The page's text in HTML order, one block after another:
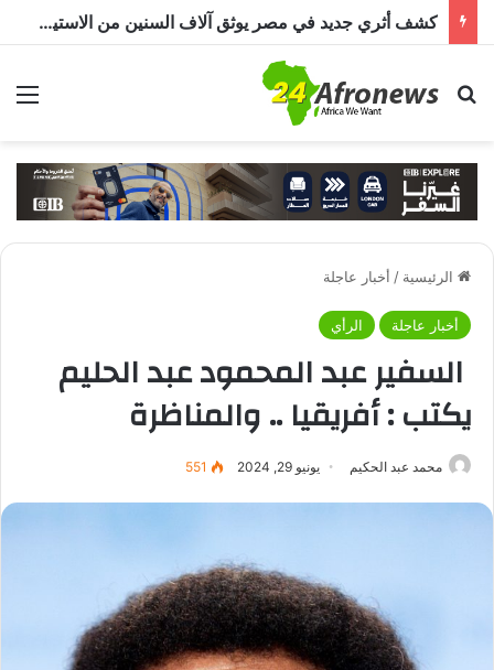
كشف أثري جديد في مصر يوثق آلاف السنين من الاستيطان البشري.. اكتشاف جبانة من عصر ما قبل الأسرات حتى العصرين اليوناني والروماني
بحث عن
الرئيسية / أخبار عاجلة
أخبار عاجلة الرأي
السفير عبد المحمود عبد الحليم
يكتب : أفريقيا .. والمناظرة
محمد عبد الحكيم يونيو 29, 2024 551